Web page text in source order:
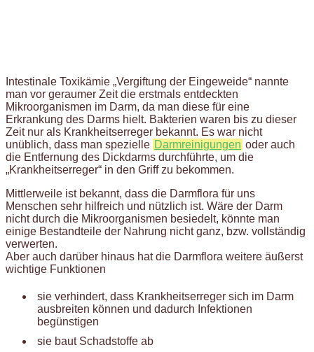
Intestinale Toxikämie „Vergiftung der Eingeweide“ nannte
man vor geraumer Zeit die erstmals entdeckten
Mikroorganismen im Darm, da man diese für eine
Erkrankung des Darms hielt. Bakterien waren bis zu dieser
Zeit nur als Krankheitserreger bekannt. Es war nicht
unüblich, dass man spezielle Darmreinigungen oder auch
die Entfernung des Dickdarms durchführte, um die
„Krankheitserreger“ in den Griff zu bekommen.
Mittlerweile ist bekannt, dass die Darmflora für uns
Menschen sehr hilfreich und nützlich ist. Wäre der Darm
nicht durch die Mikroorganismen besiedelt, könnte man
einige Bestandteile der Nahrung nicht ganz, bzw. vollständig
verwerten.
Aber auch darüber hinaus hat die Darmflora weitere äußerst
wichtige Funktionen
sie verhindert, dass Krankheitserreger sich im Darm
ausbreiten können und dadurch Infektionen
begünstigen
sie baut Schadstoffe ab